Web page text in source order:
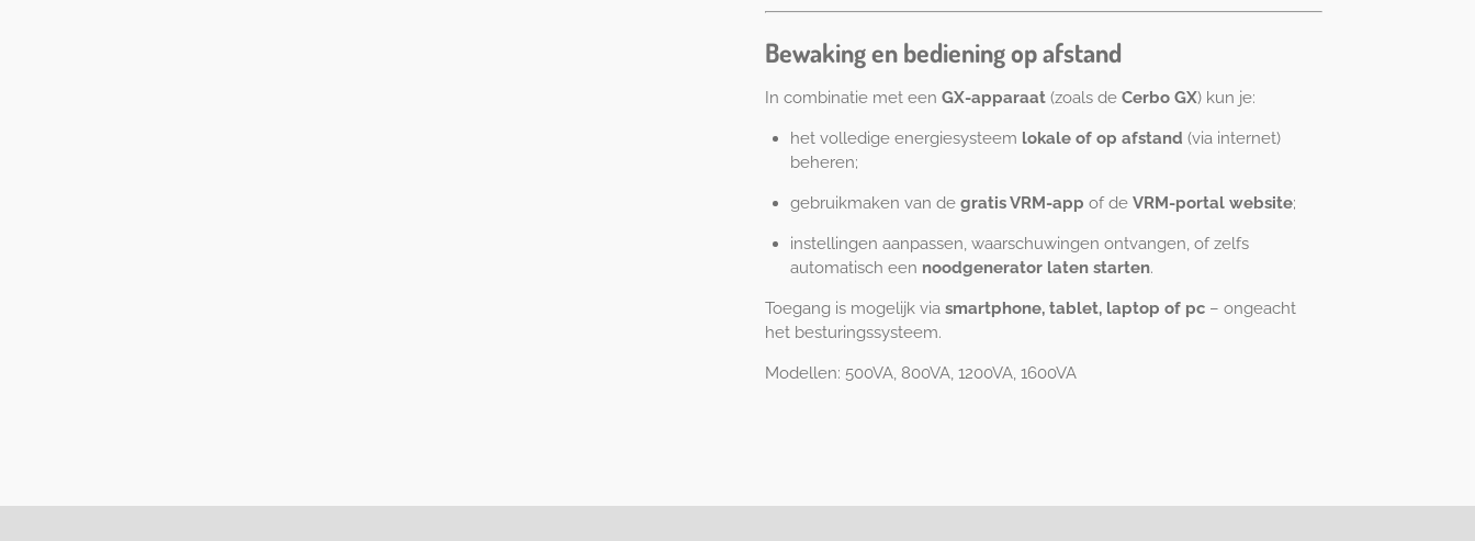
Bewaking en bediening op afstand
In combinatie met een GX-apparaat (zoals de Cerbo GX) kun je:
het volledige energiesysteem lokale of op afstand (via internet)
beheren;
gebruikmaken van de gratis VRM-app of de VRM-portal website;
instellingen aanpassen, waarschuwingen ontvangen, of zelfs
automatisch een noodgenerator laten starten.
Toegang is mogelijk via smartphone, tablet, laptop of pc – ongeacht
het besturingssysteem.
Modellen: 500VA, 800VA, 1200VA, 1600VA